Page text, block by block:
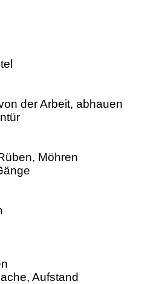
der Arbeit, abhauen
Möhren
Aufstand